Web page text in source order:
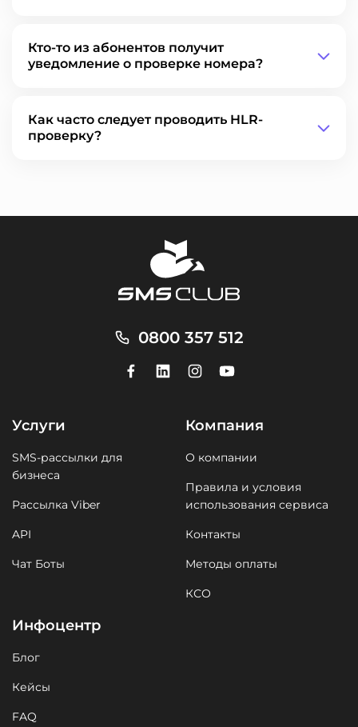
Кто-то из абонентов получит
уведомление о проверке номера?
Как часто следует проводить HLR-
проверку?
0800 357 512
Услуги
SMS-рассылки для
бизнеса
Рассылка Viber
API
Чат Боты
Компания
О компании
Правила и условия
использования сервиса
Контакты
Методы оплаты
КСО
Инфоцентр
Блог
Кейсы
FAQ